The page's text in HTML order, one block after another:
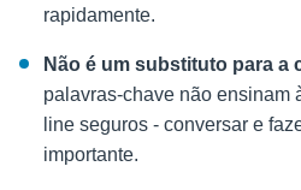
rapidamente.
Não é um substituto para a
palavras-chave não ensinam
line seguros - conversar e
importante.